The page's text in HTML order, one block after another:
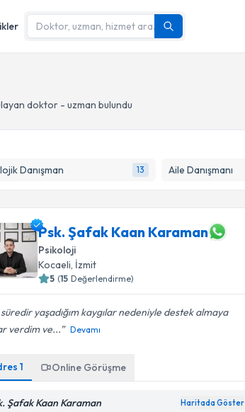
doktor - uzman bulundu
Danışman 13 Aile Danışmanı
Psk. Şafak Kaan Karaman
Psikoloji
Kocaeli, İzmit
5 (15 Değerlendirme)
yaşadığım kaygılar nedeniyle destek almaya
verdim ve...
Devamı
1 Online Görüşme
Şafak Kaan Karaman Haritada Göster